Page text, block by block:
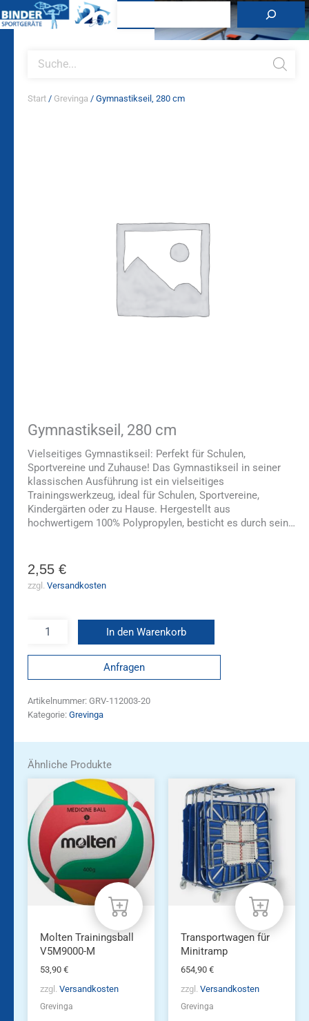
Inhalt
search
Start / Grevinga / Gymnastikseil, 280 cm
Gymnastikseil, 280 cm
Vielseitiges Gymnastikseil: Perfekt für Schulen,
Sportvereine und Zuhause! Das Gymnastikseil in seiner
klassischen Ausführung ist ein vielseitiges
Trainingswerkzeug, ideal für Schulen, Sportvereine,
Kindergärten oder zu Hause. Hergestellt aus
hochwertigem 100% Polypropylen, besticht es durch sein…
2,55 €
zzgl. Versandkosten
In den Warenkorb
Anfragen
Artikelnummer: GRV-112003-20
Kategorie: Grevinga
Ähnliche Produkte
Molten Trainingsball
V5M9000-M
53,90 €
zzgl. Versandkosten
Grevinga
Transportwagen für
Minitramp
654,90 €
zzgl. Versandkosten
Grevinga